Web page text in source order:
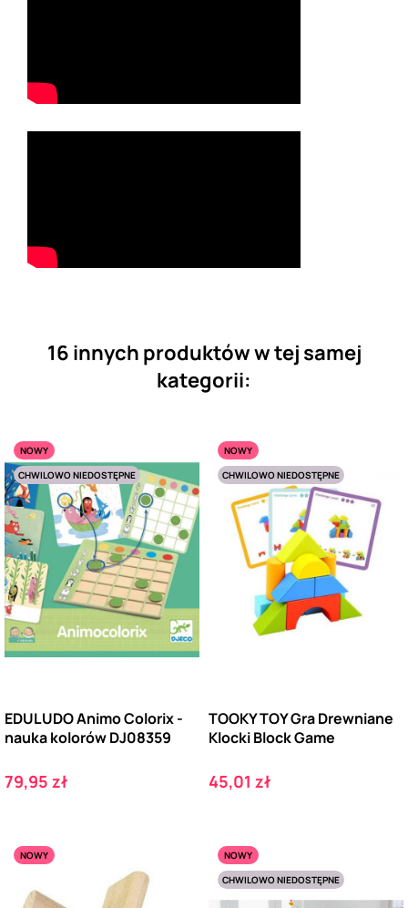
16 innych produktów w tej samej
kategorii:
NOWY
CHWILOWO NIEDOSTĘPNE
EDULUDO Animo Colorix -
nauka kolorów DJ08359
Cena
79,95 zł
NOWY
CHWILOWO NIEDOSTĘPNE
TOOKY TOY Gra Drewniane
Klocki Block Game
Cena
45,01 zł
NOWY
NOWY
CHWILOWO NIEDOSTĘPNE